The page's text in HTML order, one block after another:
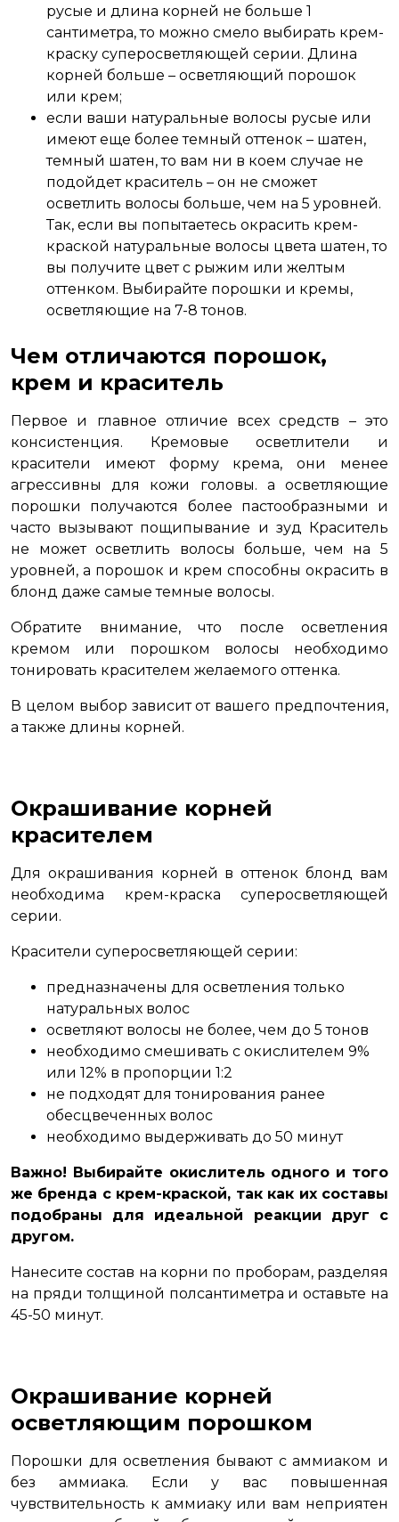
русые и длина корней не больше 1
сантиметра, то можно смело выбирать крем-
краску суперосветляющей серии. Длина
корней больше – осветляющий порошок
или крем;
если ваши натуральные волосы русые или
имеют еще более темный оттенок – шатен,
темный шатен, то вам ни в коем случае не
подойдет краситель – он не сможет
осветлить волосы больше, чем на 5 уровней.
Так, если вы попытаетесь окрасить крем-
краской натуральные волосы цвета шатен, то
вы получите цвет с рыжим или желтым
оттенком. Выбирайте порошки и кремы,
осветляющие на 7-8 тонов.
Чем отличаются порошок,
крем и краситель
Первое и главное отличие всех средств – это
консистенция. Кремовые осветлители и
красители имеют форму крема, они менее
агрессивны для кожи головы. а осветляющие
порошки получаются более пастообразными и
часто вызывают пощипывание и зуд Краситель
не может осветлить волосы больше, чем на 5
уровней, а порошок и крем способны окрасить в
блонд даже самые темные волосы.
Обратите внимание, что после осветления
кремом или порошком волосы необходимо
тонировать красителем желаемого оттенка.
В целом выбор зависит от вашего предпочтения,
а также длины корней.
Окрашивание корней
красителем
Для окрашивания корней в оттенок блонд вам
необходима крем-краска суперосветляющей
серии.
Красители суперосветляющей серии:
предназначены для осветления только
натуральных волос
осветляют волосы не более, чем до 5 тонов
необходимо смешивать с окислителем 9%
или 12% в пропорции 1:2
не подходят для тонирования ранее
обесцвеченных волос
необходимо выдерживать до 50 минут
Важно! Выбирайте окислитель одного и того
же бренда с крем-краской, так как их составы
подобраны для идеальной реакции друг с
другом.
Нанесите состав на корни по проборам, разделяя
на пряди толщиной полсантиметра и оставьте на
45-50 минут.
Окрашивание корней
осветляющим порошком
Порошки для осветления бывают с аммиаком и
без аммиака. Если у вас повышенная
чувствительность к аммиаку или вам неприятен